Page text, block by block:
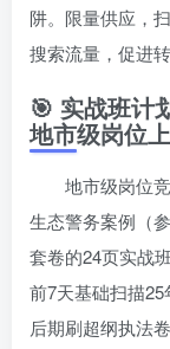
阱。限量供应，
搜索流量，促进
🎯 实战班计
地市级岗位
地市级岗位
生态警务案例（
套卷的24页实战
前7天基础扫描25
后期刷超纲执法